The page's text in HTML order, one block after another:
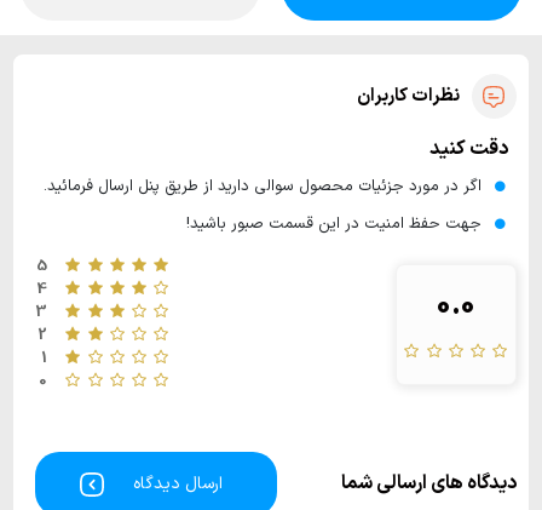
نظرات کاربران
دقت کنید
اگر در مورد جزئیات محصول سوالی دارید از طریق پنل ارسال فرمائید.
جهت حفظ امنیت در این قسمت صبور باشید!
0.0
5
4
3
2
1
0
دیدگاه های ارسالی شما ارسال دیدگاه